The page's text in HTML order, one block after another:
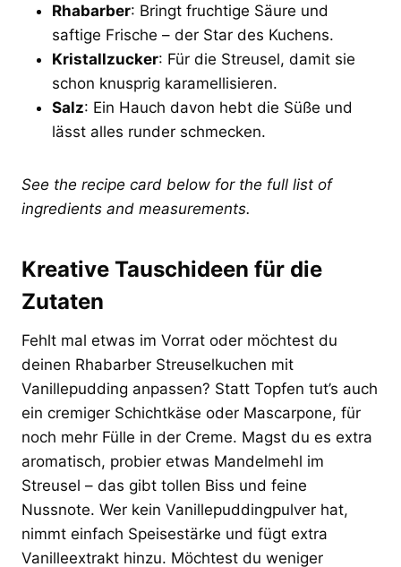
Rhabarber: Bringt fruchtige Säure und
saftige Frische – der Star des Kuchens.
Kristallzucker: Für die Streusel, damit sie
schon knusprig karamellisieren.
Salz: Ein Hauch davon hebt die Süße und
lässt alles runder schmecken.
See the recipe card below for the full list of
ingredients and measurements.
Kreative Tauschideen für die
Zutaten
Fehlt mal etwas im Vorrat oder möchtest du
deinen Rhabarber Streuselkuchen mit
Vanillepudding anpassen? Statt Topfen tut’s auch
ein cremiger Schichtkäse oder Mascarpone, für
noch mehr Fülle in der Creme. Magst du es extra
aromatisch, probier etwas Mandelmehl im
Streusel – das gibt tollen Biss und feine
Nussnote. Wer kein Vanillepuddingpulver hat,
nimmt einfach Speisestärke und fügt extra
Vanilleextrakt hinzu. Möchtest du weniger